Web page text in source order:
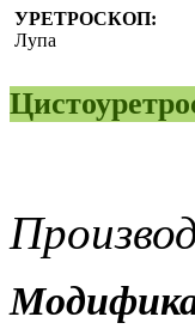
УРЕТРОСКОП:
Лупа